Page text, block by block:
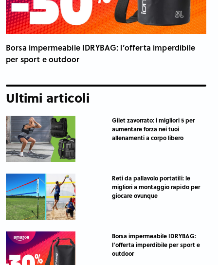
Borsa impermeabile IDRYBAG: l’offerta imperdibile
per sport e outdoor
Ultimi articoli
Gilet zavorrato: i migliori 5 per
aumentare forza nei tuoi
allenamenti a corpo libero
Reti da pallavolo portatili: le
migliori a montaggio rapido per
giocare ovunque
Borsa impermeabile IDRYBAG:
l’offerta imperdibile per sport e
outdoor